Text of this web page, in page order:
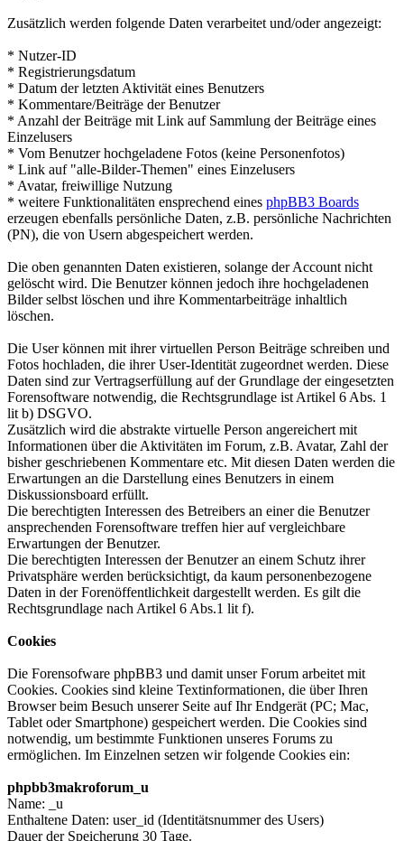
Zusätzlich werden folgende Daten verarbeitet und/oder angezeigt:
* Nutzer-ID
* Registrierungsdatum
* Datum der letzten Aktivität eines Benutzers
* Kommentare/Beiträge der Benutzer
* Anzahl der Beiträge mit Link auf Sammlung der Beiträge eines
Einzelusers
* Vom Benutzer hochgeladene Fotos (keine Personenfotos)
* Link auf "alle-Bilder-Themen" eines Einzelusers
* Avatar, freiwillige Nutzung
* weitere Funktionalitäten ensprechend eines phpBB3 Boards
erzeugen ebenfalls persönliche Daten, z.B. persönliche Nachrichten
(PN), die von Usern abgespeichert werden.
Die oben genannten Daten existieren, solange der Account nicht
gelöscht wird. Die Benutzer können jedoch ihre hochgeladenen
Bilder selbst löschen und ihre Kommentarbeiträge inhaltlich
löschen.
Die User können mit ihrer virtuellen Person Beiträge schreiben und
Fotos hochladen, die ihrer User-Identität zugeordnet werden. Diese
Daten sind zur Vertragserfüllung auf der Grundlage der eingesetzten
Forensoftware notwendig, die Rechtsgrundlage ist Artikel 6 Abs. 1
lit b) DSGVO.
Zusätzlich wird die abstrakte virtuelle Person angereichert mit
Informationen über die Aktivitäten im Forum, z.B. Avatar, Zahl der
bisher geschriebenen Kommentare etc. Mit diesen Daten werden die
Erwartungen an die Darstellung eines Benutzers in einem
Diskussionsboard erfüllt.
Die berechtigten Interessen des Betreibers an einer die Benutzer
ansprechenden Forensoftware treffen hier auf vergleichbare
Erwartungen der Benutzer.
Die berechtigten Interessen der Benutzer an einem Schutz ihrer
Privatsphäre werden berücksichtigt, da kaum personenbezogene
Daten in der Forenöffentlichkeit dargestellt werden. Es gilt die
Rechtsgrundlage nach Artikel 6 Abs.1 lit f).
Cookies
Die Forensofware phpBB3 und damit unser Forum arbeitet mit
Cookies. Cookies sind kleine Textinformationen, die über Ihren
Browser beim Besuch unserer Seite auf Ihr Endgerät (PC; Mac,
Tablet oder Smartphone) gespeichert werden. Die Cookies sind
notwendig, um bestimmte Funktionen unseres Forums zu
ermöglichen. Im Einzelnen setzen wir folgende Cookies ein:
phpbb3makroforum_u
Name: _u
Enthaltene Daten: user_id (Identitätsnummer des Users)
Dauer der Speicherung 30 Tage.